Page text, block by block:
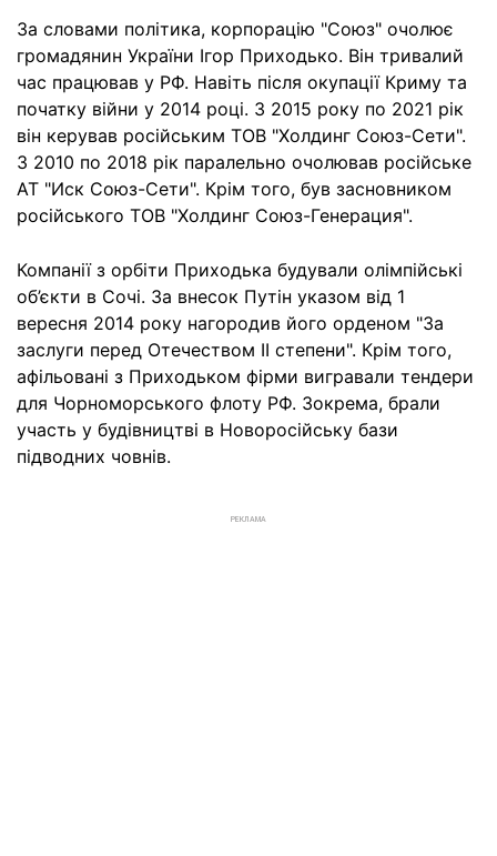
За словами політика, корпорацію "Союз" очолює
громадянин України Ігор Приходько. Він тривалий
час працював у РФ. Навіть після окупації Криму та
початку війни у 2014 році. З 2015 року по 2021 рік
він керував російським ТОВ "Холдинг Союз-Сети".
З 2010 по 2018 рік паралельно очолював російське
АТ "Иск Союз-Сети". Крім того, був засновником
російського ТОВ "Холдинг Союз-Генерация".
Компанії з орбіти Приходька будували олімпійські
об’єкти в Сочі. За внесок Путін указом від 1
вересня 2014 року нагородив його орденом "За
заслуги перед Отечеством II степени". Крім того,
афільовані з Приходьком фірми вигравали тендери
для Чорноморського флоту РФ. Зокрема, брали
участь у будівництві в Новоросійську бази
підводних човнів.
РЕКЛАМА